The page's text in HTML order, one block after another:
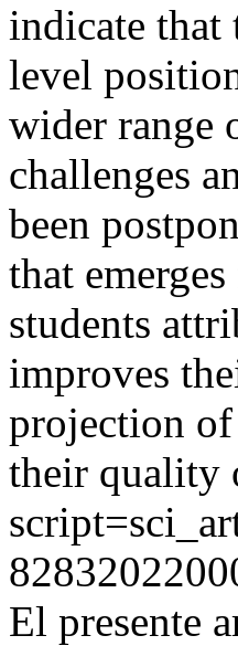
indicate
level
wider range
challenges
been
that
students
improves
projection of
their quality
El presente